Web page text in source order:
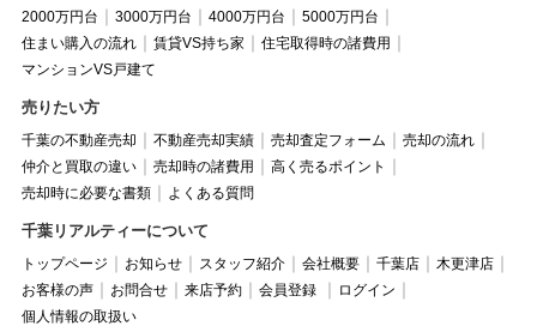
2000万円台
3000万円台 4000万円台
5000万円台
住まい購入の流れ
賃貸VS持ち家
住宅取得時の諸費用
マンションVS戸建て
売りたい方
千葉の不動産売却 不動産売却実績 売却査定フォーム
売却の流れ
仲介と買取の違い
売却時の諸費用
高く売るポイント
売却時に必要な書類
よくある質問
千葉リアルティーについて
トップページ お知らせ スタッフ紹介 会社概要 千葉店
木更津店
お客様の声
お問合せ 来店予約 会員登録
ログイン
個人情報の取扱い